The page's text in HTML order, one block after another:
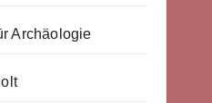
Archäologie